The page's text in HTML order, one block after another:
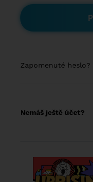
Zapomenuté heslo?
Nemáš ještě účet?